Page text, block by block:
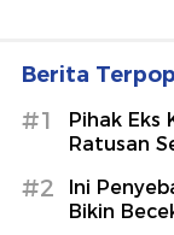
Berita
#1
Pihak Eks
Ratusan
#2
Ini
Bikin